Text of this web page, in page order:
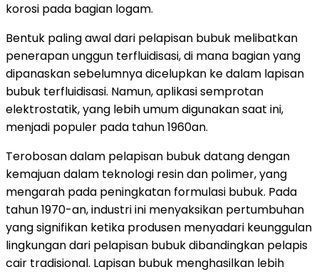
korosi pada bagian logam.
Bentuk paling awal dari pelapisan bubuk melibatkan
penerapan unggun terfluidisasi, di mana bagian yang
dipanaskan sebelumnya dicelupkan ke dalam lapisan
bubuk terfluidisasi. Namun, aplikasi semprotan
elektrostatik, yang lebih umum digunakan saat ini,
menjadi populer pada tahun 1960an.
Terobosan dalam pelapisan bubuk datang dengan
kemajuan dalam teknologi resin dan polimer, yang
mengarah pada peningkatan formulasi bubuk. Pada
tahun 1970-an, industri ini menyaksikan pertumbuhan
yang signifikan ketika produsen menyadari keunggulan
lingkungan dari pelapisan bubuk dibandingkan pelapis
cair tradisional. Lapisan bubuk menghasilkan lebih